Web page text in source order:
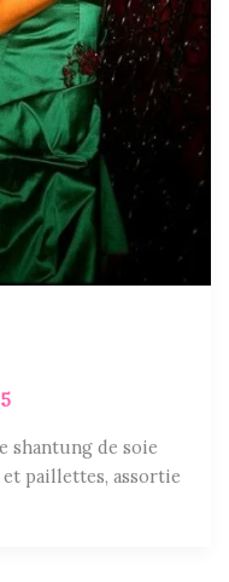
shantung de soie
paillettes, assortie